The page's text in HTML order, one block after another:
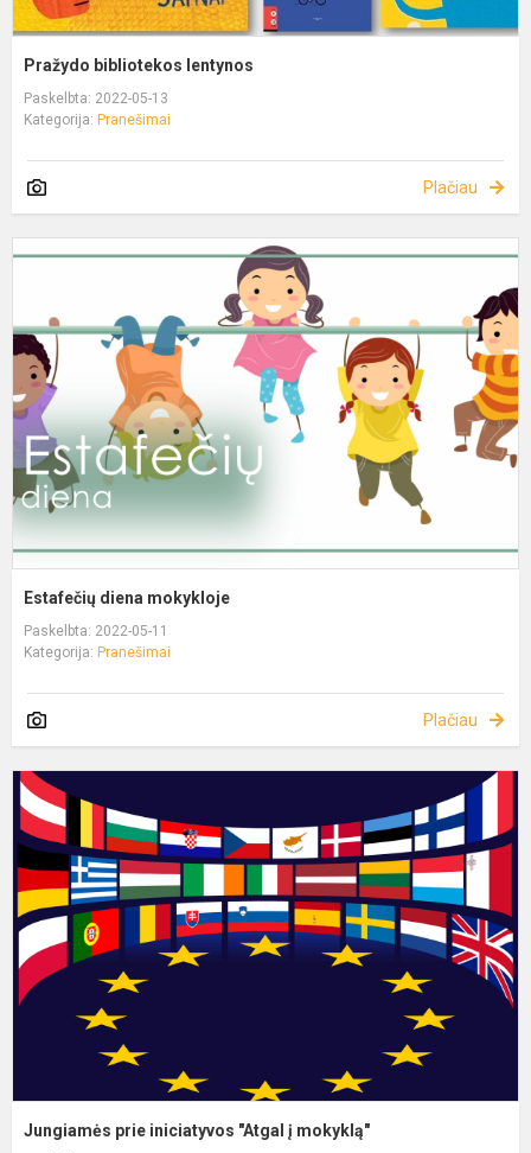
Pražydo bibliotekos lentynos
Paskelbta: 2022-05-13
Kategorija: Pranešimai
Plačiau
Estafečių diena mokykloje
Paskelbta: 2022-05-11
Kategorija: Pranešimai
Plačiau
Jungiamės prie iniciatyvos "Atgal į mokyklą"